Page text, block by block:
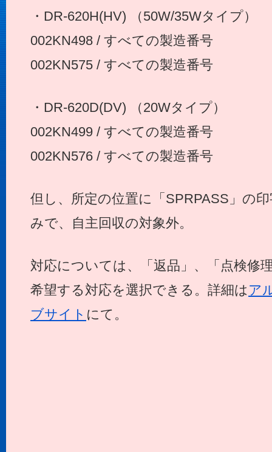
・DR-620H(HV) （50W/35Wタイプ）
002KN498 / すべての製造番号
002KN575 / すべての製造番号
・DR-620D(DV) （20Wタイプ）
002KN499 / すべての製造番号
002KN576 / すべての製造番号
但し、所定の位置に「SPRPASS」の
みで、自主回収の対象外。
対応については、「返品」、「点検修
希望する対応を選択できる。詳細は ア
ブサイト にて。